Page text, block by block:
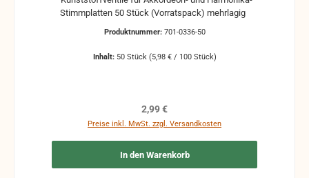
Produktnummer: 701-0336-50
Inhalt: 50 Stück (5,98 € / 100 Stück)
Regulärer Preis:
2,99 €
Preise inkl. MwSt. zzgl. Versandkosten
In den Warenkorb